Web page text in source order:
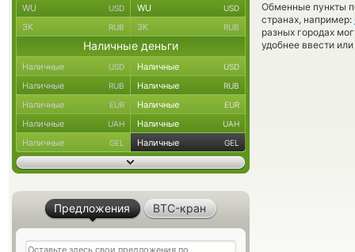
Обменные пункты
странах, например:
разных городах
удобнее ввести
WU USD WU USD
ЗК RUB ЗК RUB
Наличные деньги
Наличные USD Наличные USD
Наличные RUB Наличные RUB
Наличные EUR Наличные EUR
Наличные UAH Наличные UAH
Наличные GEL Наличные GEL
Предложения BTC-кран